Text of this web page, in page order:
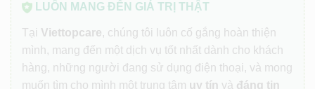
LUÔN MANG ĐẾN GIÁ TRỊ THẬT
Tại Viettopcare, chúng tôi luôn cố gắng hoàn thiện
mình, mang đến một dịch vụ tốt nhất dành cho khách
hàng, những người đang sử dụng điện thoại, và mong
muốn tìm cho mình một trung tâm uy tín và đáng tin